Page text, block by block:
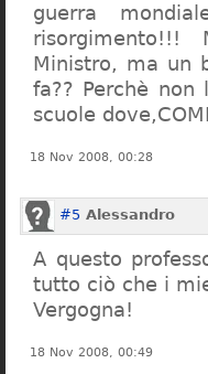
guerra
risorgimento!!!
Ministro, ma un
fa?? Perchè
scuole
18 Nov 2008, 00:28
#5 Alessandro
A questo
tutto ciò che i
Vergogna!
18 Nov 2008, 00:49